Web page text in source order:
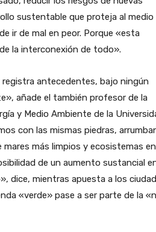
sustentable que proteja al medio
ir de mal en peor. Porque «esta
la interconexión de todo».
antecedentes, bajo ningún
añade el también profesor de la
y Medio Ambiente de la
con las mismas piedras,
más limpios y ecosistemas en
de un aumento sustancial
dice, mientras apuesta a los
«verde» pase a ser parte de la